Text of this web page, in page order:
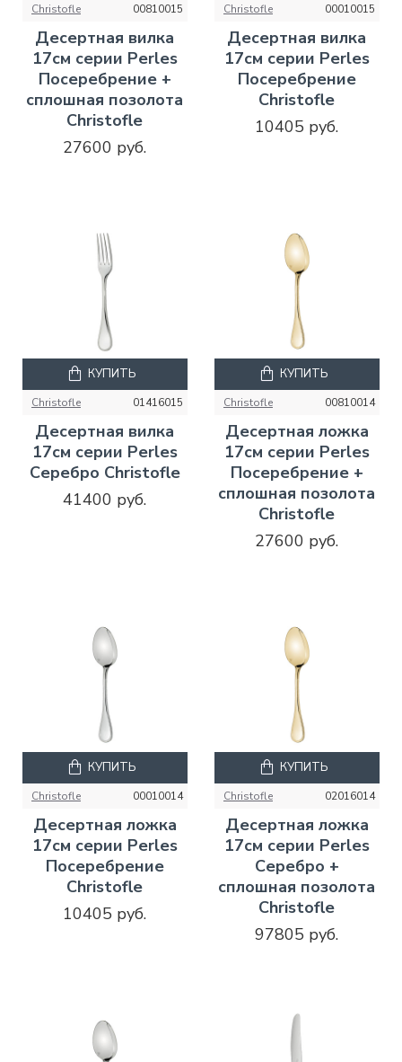
Christofle 00810015
Десертная вилка
17см серии Perles
Посеребрение +
сплошная позолота
Christofle
27600 руб.
Christofle 00010015
Десертная вилка
17см серии Perles
Посеребрение
Christofle
10405 руб.
Christofle 01416015
Десертная вилка
17см серии Perles
Серебро Christofle
41400 руб.
КУПИТЬ
Christofle 00810014
Десертная ложка
17см серии Perles
Посеребрение +
сплошная позолота
Christofle
27600 руб.
КУПИТЬ
Christofle 00010014
Десертная ложка
17см серии Perles
Посеребрение
Christofle
10405 руб.
КУПИТЬ
Christofle 02016014
Десертная ложка
17см серии Perles
Серебро +
сплошная позолота
Christofle
97805 руб.
КУПИТЬ